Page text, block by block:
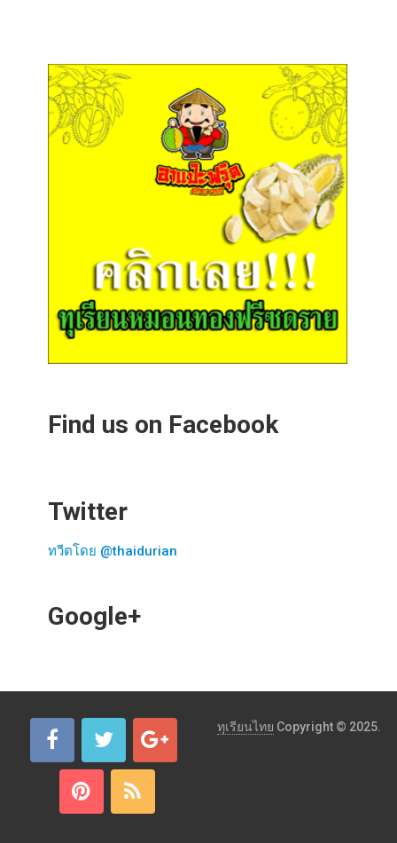
Find us on Facebook
Twitter
ทวีตโดย @thaidurian
Google+
ทุเรียนไทย Copyright © 2025.